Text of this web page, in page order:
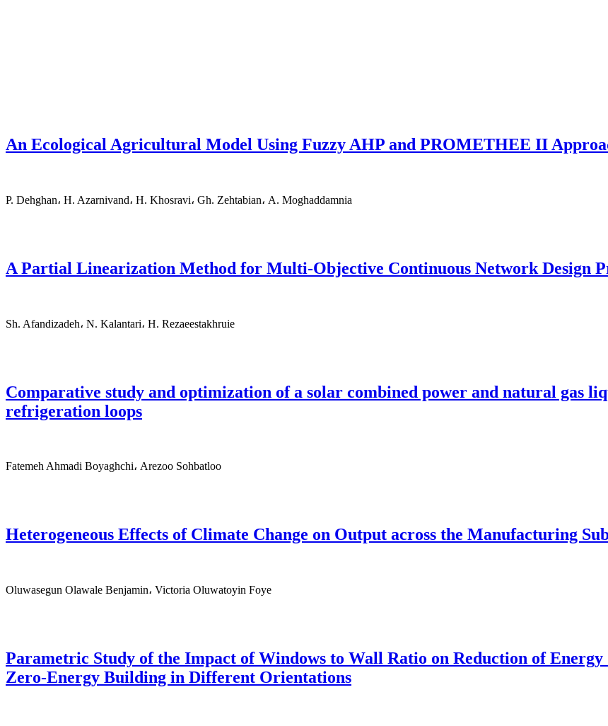
An Ecological Agricultural Model Using Fuzzy AHP and PROMETHEE II
P. Dehghan، H. Azarnivand، H. Khosravi، Gh. Zehtabian، A. Moghaddamnia
A Partial Linearization Method for Multi-Objective Continuous Network Design
Sh. Afandizadeh، N. Kalantari، H. Rezaeestakhruie
Comparative study and optimization of a solar combined power and natural gas
refrigeration loops
Fatemeh Ahmadi Boyaghchi، Arezoo Sohbatloo
Heterogeneous Effects of Climate Change on Output across the Manufacturing
Oluwasegun Olawale Benjamin، Victoria Oluwatoyin Foye
Parametric Study of the Impact of Windows to Wall Ratio on Reduction of
Zero-Energy Building in Different Orientations